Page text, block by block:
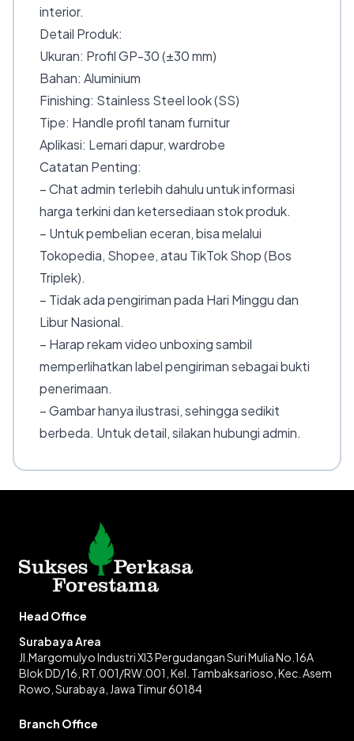
interior.
Detail Produk:
Ukuran: Profil GP-30 (±30 mm)
Bahan: Aluminium
Finishing: Stainless Steel look (SS)
Tipe: Handle profil tanam furnitur
Aplikasi: Lemari dapur, wardrobe
Catatan Penting:
– Chat admin terlebih dahulu untuk informasi
harga terkini dan ketersediaan stok produk.
– Untuk pembelian eceran, bisa melalui
Tokopedia, Shopee, atau TikTok Shop (Bos
Triplek).
– Tidak ada pengiriman pada Hari Minggu dan
Libur Nasional.
– Harap rekam video unboxing sambil
memperlihatkan label pengiriman sebagai bukti
penerimaan.
– Gambar hanya ilustrasi, sehingga sedikit
berbeda. Untuk detail, silakan hubungi admin.
Head Office
Surabaya Area
Jl.Margomulyo Industri XI3 Pergudangan Suri Mulia No.16A
Blok DD/16, RT.001/RW.001, Kel. Tambaksarioso, Kec. Asem
Rowo, Surabaya, Jawa Timur 60184
Branch Office